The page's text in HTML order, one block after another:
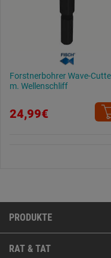
Forstnerbohrer Wave-
m. Wellenschliff
24,99€
PRODUKTE
RAT & TAT